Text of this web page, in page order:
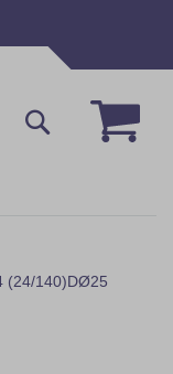
Mój
Szukaj
(24/140)DØ25